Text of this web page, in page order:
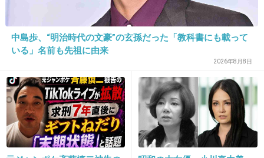
26. 匿名2026/07/08(水) 16:58:29
サイコパスなんだろうな
+210 -1
中島歩、“明治時代の文豪”の玄孫だった「教科書にも載って
いる」名前も先祖に由来
2026年8月8日